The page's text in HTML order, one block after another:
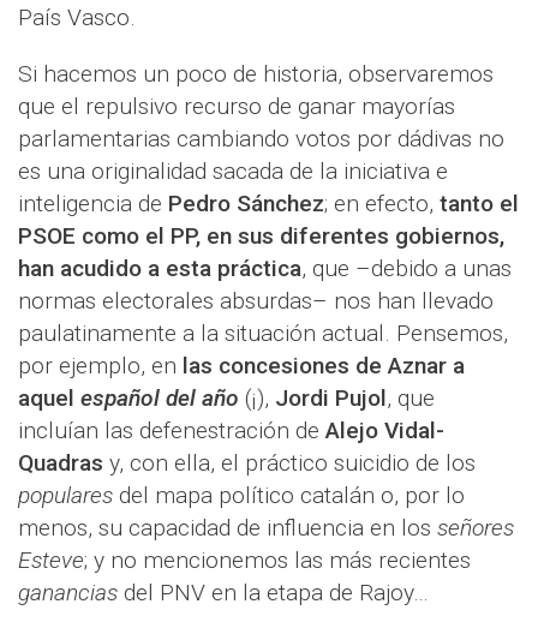
País Vasco.
Si hacemos un poco de historia, observaremos
que el repulsivo recurso de ganar mayorías
parlamentarias cambiando votos por dádivas no
es una originalidad sacada de la iniciativa e
inteligencia de Pedro Sánchez; en efecto, tanto el
PSOE como el PP, en sus diferentes gobiernos,
han acudido a esta práctica, que –debido a unas
normas electorales absurdas– nos han llevado
paulatinamente a la situación actual. Pensemos,
por ejemplo, en las concesiones de Aznar a
aquel español del año (¡), Jordi Pujol, que
incluían las defenestración deAlejo Vidal-
Quadras y, con ella, el práctico suicidio de los
populares del mapa político catalán o, por lo
menos, su capacidad de influencia en los señores
Esteve; y no mencionemos las más recientes
ganancias del PNV en la etapa de Rajoy…